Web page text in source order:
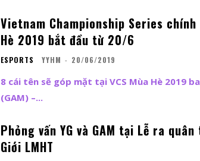
Vietnam Championship Series
Hè 2019 bắt đầu từ 20/6
ESPORTS YYHM - 20/06/2019
8 cái tên sẽ góp mặt tại VCS Mùa Hè 2019 bao gồm: (DBL) –
(GAM) –...
Phỏng vấn YG và GAM tại Lễ ra
Giới LMHT